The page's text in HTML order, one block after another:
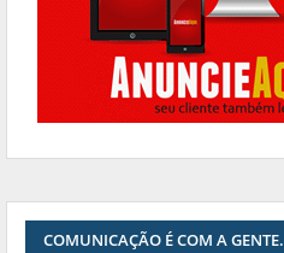
COMUNICAÇÃO É COM A GENTE.